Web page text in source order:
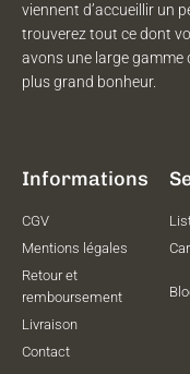
viennent d’accueillir un
trouverez tout ce dont
avons une large gamme
plus grand bonheur.
Informations
CGV
Mentions légales
Retour et
remboursement
Livraison
Contact